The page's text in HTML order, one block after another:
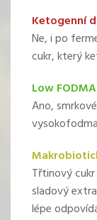
Ketogenní
Ne, i po
cukr, který
Low
Ano,
Třtinový
sladový
lépe